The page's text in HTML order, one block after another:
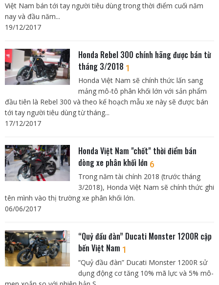
Việt Nam bán tới tay người tiêu dùng trong thời điểm cuối năm
nay và đầu năm...
19/12/2017
Honda Rebel 300 chính hãng được bán từ
tháng 3/2018 1
Honda Việt Nam sẽ chính thức lấn sang
mảng mô-tô phân khối lớn với sản phẩm
đầu tiên là Rebel 300 và theo kế hoạch mẫu xe này sẽ được bán
tới tay người tiêu dùng từ tháng...
17/12/2017
Honda Việt Nam "chốt" thời điểm bán
dòng xe phân khối lớn 6
Trong năm tài chính 2018 (trước tháng
3/2018), Honda Việt Nam sẽ chính thức ghi
tên mình vào thị trường xe phân khối lớn.
06/06/2017
“Quỷ đầu đàn” Ducati Monster 1200R cập
bến Việt Nam 1
“Quỷ đầu đàn” Ducati Monster 1200R sử
dụng động cơ tăng 10% mã lực và 5% mô-